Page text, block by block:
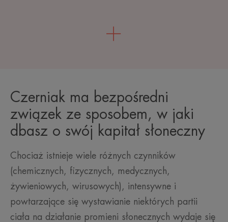
Czerniak ma bezpośredni
związek ze sposobem, w jaki
dbasz o swój kapitał słoneczny
Chociaż istnieje wiele różnych czynników
(chemicznych, fizycznych, medycznych,
żywieniowych, wirusowych), intensywne i
powtarzające się wystawianie niektórych partii
ciała na działanie promieni słonecznych wydaje się